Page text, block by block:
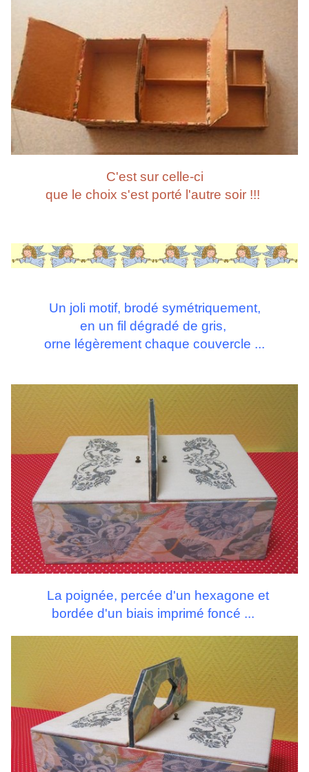
C'est sur celle-ci
que le choix s'est porté l'autre soir !!!
Un joli motif, brodé symétriquement,
en un fil dégradé de gris,
orne légèrement chaque couvercle ...
La poignée, percée d'un hexagone et
bordée d'un biais imprimé foncé ...